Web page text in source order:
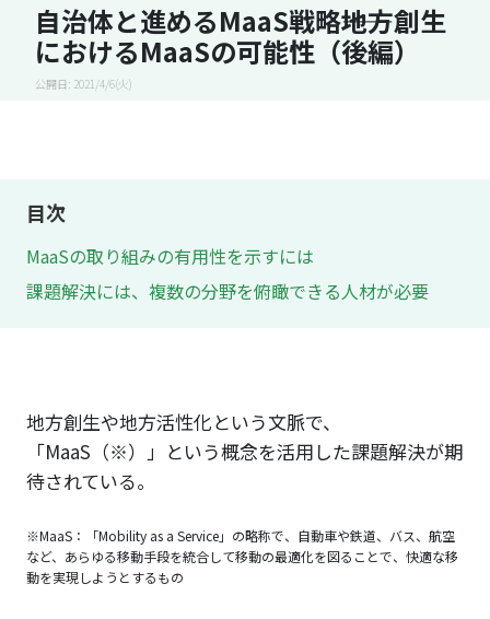
自治体と進めるMaaS戦略――地方創生
におけるMaaSの可能性（後編）
公開日: 2021/4/6(火)
目次
MaaSの取り組みの有用性を示すには
課題解決には、複数の分野を俯瞰できる人材が必要
地方創生や地方活性化という文脈で、
「MaaS（※）」という概念を活用した課題解決が期
待されている。
※MaaS：「Mobility as a Service」の略称で、自動車や鉄道、バス、航空
など、あらゆる移動手段を統合して移動の最適化を図ることで、快適な移
動を実現しようとするもの